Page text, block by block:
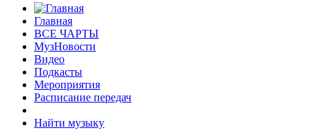
Главная
ВСЕ ЧАРТЫ
МузНовости
Видео
Подкасты
Мероприятия
Расписание передач
Найти музыку